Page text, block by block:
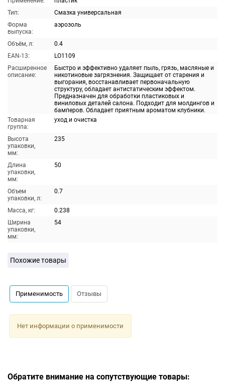
Тип:
Смазка универсальная
Форма
выпуска:
аэрозоль
Объём, л:
0.4
EAN-13:
LO1109
Расширенное
описание:
Быстро и эффективно удаляет пыль, грязь, масляные и
никотиновые загрязнения. Защищает от старения и
выгорания, восстанавливает первоначальную
структуру, обладает антистатическим эффектом.
Предназначен для обработки пластиковых и
виниловых деталей салона. Подходит для молдингов и
бамперов. Обладает приятным ароматом клубники.
Товарная
группа:
уход и очистка
Высота
упаковки,
мм:
235
Длина
упаковки,
мм:
50
Объем
упаковки, л:
0.7
Масса, кг:
0.238
Ширина
упаковки,
мм:
54
Похожие товары
Применимость Отзывы
Нет информации о применимости
Обратите внимание на сопутствующие товары: